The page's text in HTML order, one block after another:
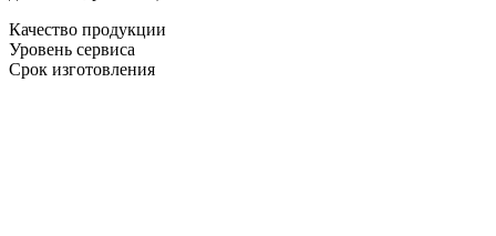
Качество продукции
Уровень сервиса
Срок изготовления